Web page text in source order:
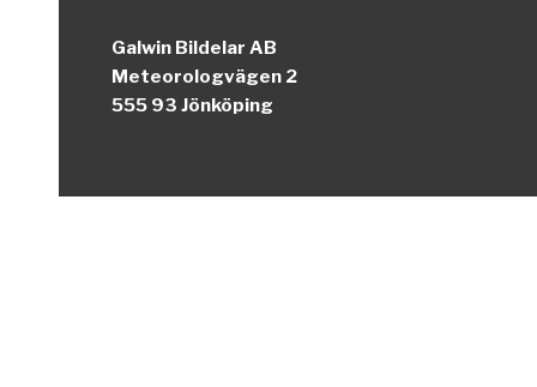
Galwin Bildelar AB
Meteorologvägen 2
555 93 Jönköping